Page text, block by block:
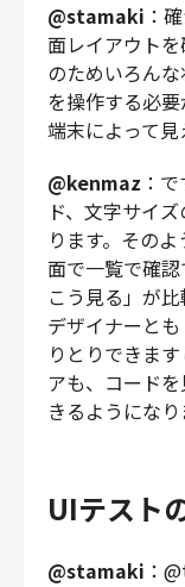
@stamaki ：
面レイアウト
のためいろん
を操作する必要
端末によって
@kenmaz ：
ド、文字サイ
ります。その
面で一覧で確
こう見る」が
デザイナーと
りとりできま
アも、コード
きるようになり
UIテスト
@stamaki ：